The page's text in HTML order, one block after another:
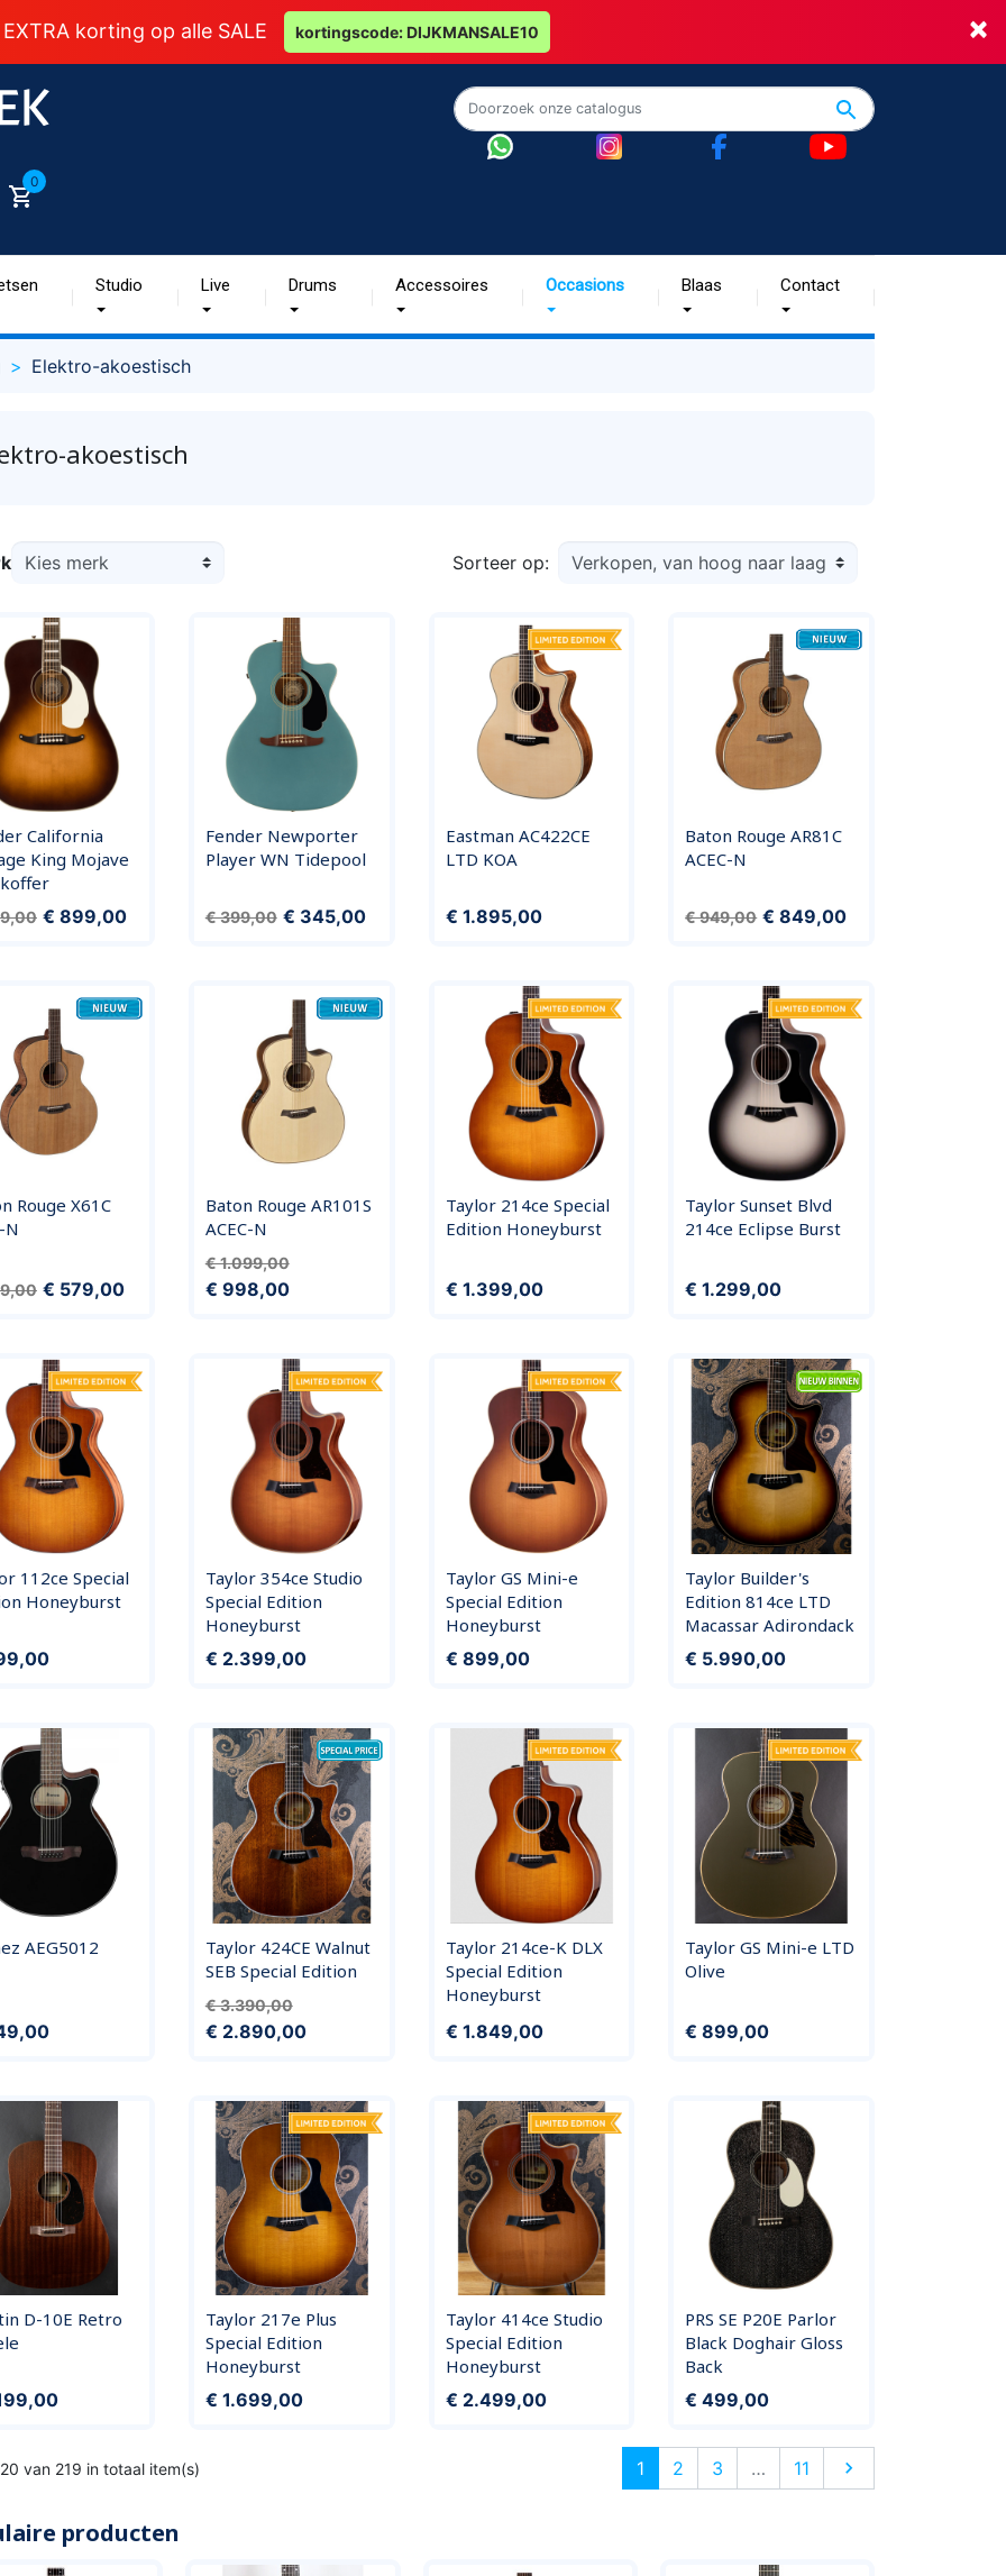
×
EXTRA korting op alle SALE kortingscode: DIJKMANSALE10
0
Studio Live Drums Accessoires Occasions Blaas Contact
Elektro-akoestisch
akoestisch
Sorteer op:
California
King Mojave
prijs
Prijs
€ 899,00
Fender Newporter
Player WN Tidepool
Normale prijs
€ 399,00 Prijs
€ 345,00
Eastman AC422CE
LTD KOA
Prijs
€ 1.895,00
Baton Rouge AR81C
ACEC-N
Normale prijs
€ 949,00 Prijs
€ 849,00
Rouge X61C
N
prijs
Prijs
€ 579,00
Baton Rouge AR101S
ACEC-N
Normale prijs
€ 1.099,00Prijs
€ 998,00
Taylor 214ce Special
Edition Honeyburst
Prijs
€ 1.399,00
Taylor Sunset Blvd
214ce Eclipse Burst
Prijs
€ 1.299,00
112ce Special
Honeyburst
Taylor 354ce Studio
Special Edition
Honeyburst
Prijs
€ 2.399,00
Taylor GS Mini-e
Special Edition
Honeyburst
Prijs
€ 899,00
Taylor Builder's
Edition 814ce LTD
Macassar Adirondack
Prijs
€ 5.990,00
AEG5012
Taylor 424CE Walnut
SEB Special Edition
Normale prijs
€ 3.390,00Prijs
€ 2.890,00
Taylor 214ce-K DLX
Special Edition
Honeyburst
Prijs
€ 1.849,00
Taylor GS Mini-e LTD
Olive
Prijs
€ 899,00
D-10E Retro
Taylor 217e Plus
Special Edition
Honeyburst
Prijs
€ 1.699,00
Taylor 414ce Studio
Special Edition
Honeyburst
Prijs
€ 2.499,00
PRS SE P20E Parlor
Black Doghair Gloss
Back
Prijs
€ 499,00
van 219 in totaal item(s) 1 2 3 … 11 Volgende

producten